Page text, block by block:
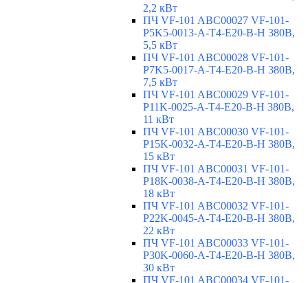
2,2 кВт
ПЧ VF-101 ABC00027 VF-101-
P5K5-0013-A-T4-E20-B-H 380В,
5,5 кВт
ПЧ VF-101 ABC00028 VF-101-
P7K5-0017-A-T4-E20-B-H 380В,
7,5 кВт
ПЧ VF-101 ABC00029 VF-101-
P11K-0025-A-T4-E20-B-H 380В,
11 кВт
ПЧ VF-101 ABC00030 VF-101-
P15K-0032-A-T4-E20-B-H 380В,
15 кВт
ПЧ VF-101 ABC00031 VF-101-
P18K-0038-A-T4-E20-B-H 380В,
18 кВт
ПЧ VF-101 ABC00032 VF-101-
P22K-0045-A-T4-E20-B-H 380В,
22 кВт
ПЧ VF-101 ABC00033 VF-101-
P30K-0060-A-T4-E20-B-H 380В,
30 кВт
ПЧ VF-101 ABC00034 VF-101-